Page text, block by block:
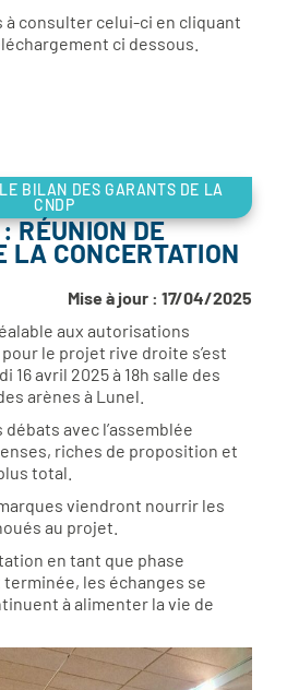
à consulter celui-ci en cliquant
ci dessous.
BILAN DES GARANTS DE LA
CNDP
DE
LA CONCERTATION
Mise à jour : 17/04/2025
aux autorisations
le projet rive droite s’est
16 avril 2025 à 18h salle des
arènes à Lunel.
avec l’assemblée
riches de proposition et
total.
viendront nourrir les
au projet.
en tant que phase
les échanges se
à alimenter la vie de